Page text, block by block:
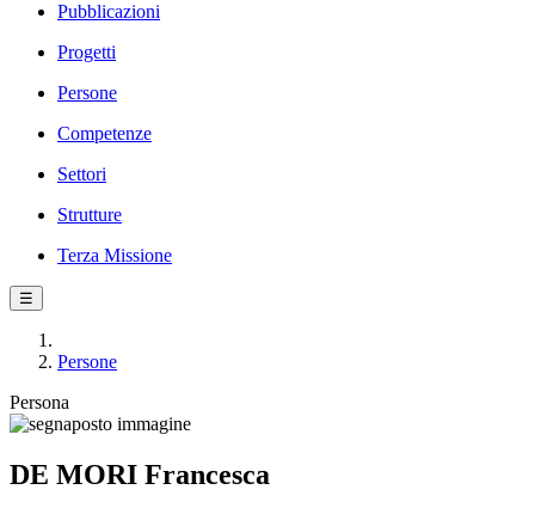
Pubblicazioni
Progetti
Persone
Competenze
Settori
Strutture
Terza Missione
☰
Persone
Persona
DE MORI Francesca